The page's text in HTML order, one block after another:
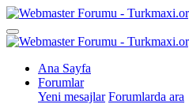
Ana Sayfa
Forumlar
Yeni mesajlar Forumlarda ara